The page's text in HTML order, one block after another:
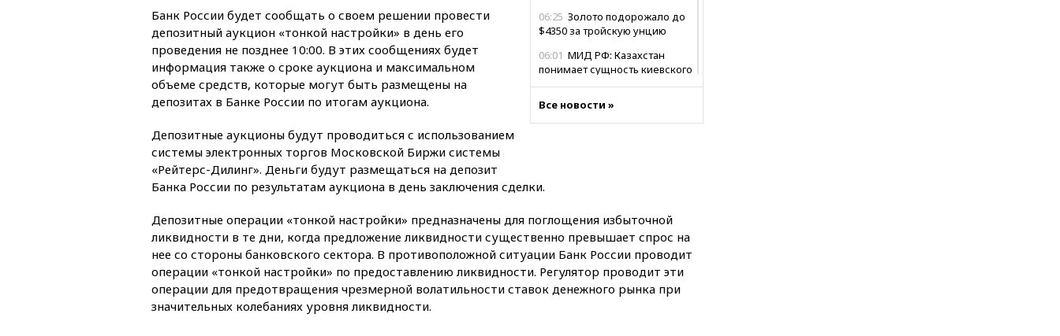
06:25 Золото подорожало до
$4350 за тройскую унцию
06:01 МИД РФ: Казахстан
понимает сущность киевского
05:10 Дом детства Нила
Армстронга впервые за 38 лет
украинского конфликта
Трамп заявил, что
предпочел бы соглашение с
Ираном
02:06
Лантратова: судьба
сотни жителей Курской
области все еще неизвестна
Все новости »
Банк России будет сообщать о своем решении провести
депозитный аукцион «тонкой настройки» в день его
проведения не позднее 10:00. В этих сообщениях будет
информация также о сроке аукциона и максимальном
объеме средств, которые могут быть размещены на
депозитах в Банке России по итогам аукциона.
Депозитные аукционы будут проводиться с использованием
системы электронных торгов Московской Биржи системы
«Рейтерс-Дилинг». Деньги будут размещаться на депозит
Банка России по результатам аукциона в день заключения сделки.
Депозитные операции «тонкой настройки» предназначены для поглощения избыточной
ликвидности в те дни, когда предложение ликвидности существенно превышает спрос на
нее со стороны банковского сектора. В противоположной ситуации Банк России проводит
операции «тонкой настройки» по предоставлению ликвидности. Регулятор проводит эти
операции для предотвращения чрезмерной волатильности ставок денежного рынка при
значительных колебаниях уровня ликвидности.